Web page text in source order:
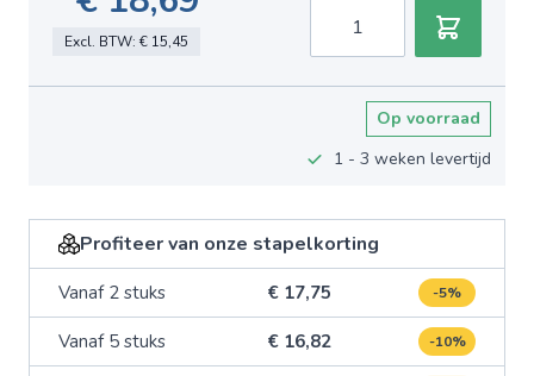
Excl. BTW: € 15,45
Op voorraad
1 - 3 weken levertijd
Profiteer van onze stapelkorting
Vanaf 2 stuks € 17,75 -5%
Vanaf 5 stuks € 16,82 -10%